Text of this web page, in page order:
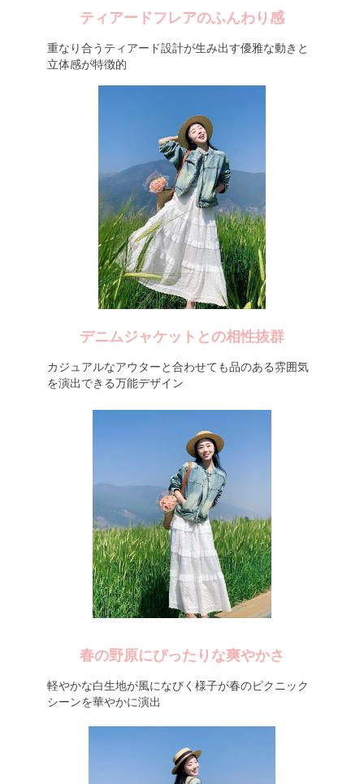
ティアードフレアのふんわり感
重なり合うティアード設計が生み出す優雅な動きと
立体感が特徴的
デニムジャケットとの相性抜群
カジュアルなアウターと合わせても品のある雰囲気
を演出できる万能デザイン
春の野原にぴったりな爽やかさ
軽やかな白生地が風になびく様子が春のピクニック
シーンを華やかに演出